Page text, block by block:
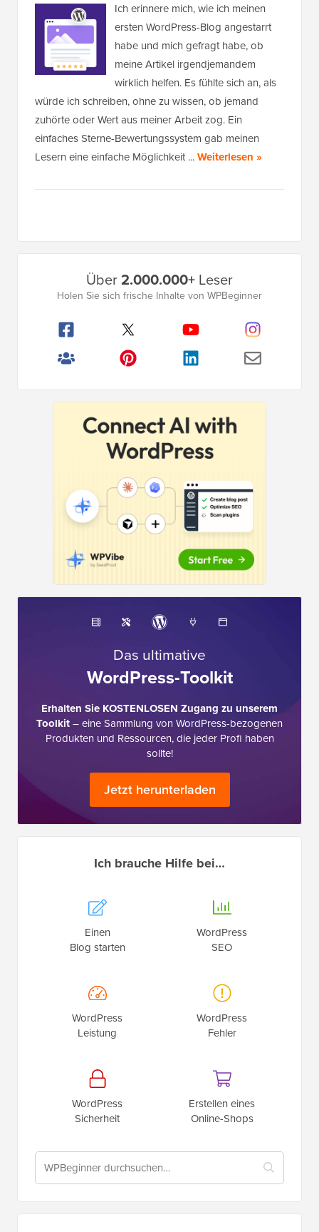
Ich erinnere mich, wie ich meinen
ersten WordPress-Blog angestarrt
habe und mich gefragt habe, ob
meine Artikel irgendjemandem
wirklich helfen. Es fühlte sich an, als
würde ich schreiben, ohne zu wissen, ob jemand
zuhörte oder Wert aus meiner Arbeit zog. Ein
einfaches Sterne-Bewertungssystem gab meinen
Lesern eine einfache Möglichkeit ...Weiterlesen »
Seitenleistenmenü
Über2.000.000+ Leser
Holen Sie sich frische Inhalte von WPBeginner
Das ultimative
WordPress-Toolkit
Erhalten Sie KOSTENLOSEN Zugang zu unserem
Toolkit– eine Sammlung von WordPress-bezogenen
Produkten und Ressourcen, die jeder Profi haben
sollte!
Jetzt herunterladen
Ich brauche Hilfe bei…
Einen
Blog starten
WordPress
SEO
WordPress
Leistung
WordPress
Fehler
WordPress
Sicherheit
Erstellen eines
Online-Shops